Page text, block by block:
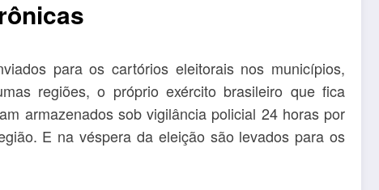
para os cartórios eleitorais nos municípios,
regiões, o próprio exército brasileiro que fica
armazenados sob vigilância policial 24 horas por
E na véspera da eleição são levados para os